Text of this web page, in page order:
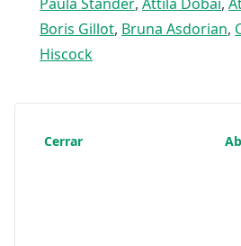
Boris Gillot, Bruna Asdorian,
Hiscock
Cerrar